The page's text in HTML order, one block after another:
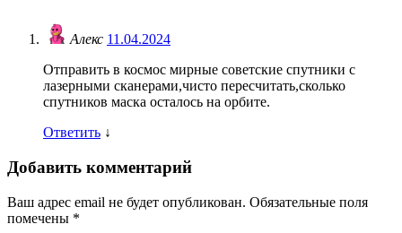
Алекс 11.04.2024
Отправить в космос мирные советские спутники с
лазерными сканерами,чисто пересчитать,сколько
спутников маска осталось на орбите.
Ответить ↓
Добавить комментарий
Ваш адрес email не будет опубликован. Обязательные поля
помечены *